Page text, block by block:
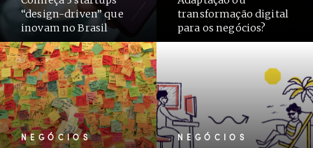
“design-driven” que
inovam no Brasil
transformação digital
para os negócios?
NEGÓCIOS NEGÓCIOS